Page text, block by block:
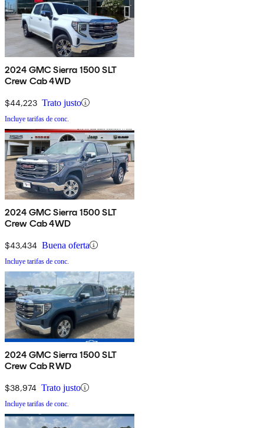
2024 GMC Sierra 1500 SLT
Crew Cab 4WD
$44,223 Trato justo
Incluye tarifas de conc.
2024 GMC Sierra 1500 SLT
Crew Cab 4WD
$43,434 Buena oferta
Incluye tarifas de conc.
2024 GMC Sierra 1500 SLT
Crew Cab RWD
$38,974 Trato justo
Incluye tarifas de conc.